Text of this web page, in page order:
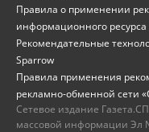
Правила о применении
информационного
Рекомендательные
Sparrow
Правила применения
рекламно-обменной сети
Сетевое издание
массовой информации Эл